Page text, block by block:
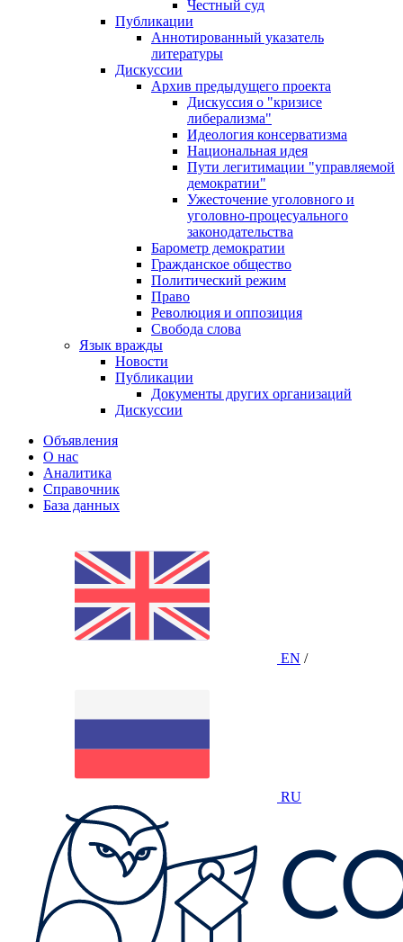
Честный суд
Публикации
Аннотированный указатель
литературы
Дискуссии
Архив предыдущего проекта
Дискуссия о "кризисе
либерализма"
Идеология консерватизма
Национальная идея
Пути легитимации "управляемой
демократии"
Ужесточение уголовного и
уголовно-процесуального
законодательства
Барометр демократии
Гражданское общество
Политический режим
Право
Революция и оппозиция
Свобода слова
Язык вражды
Новости
Публикации
Документы других организаций
Дискуссии
Объявления
О нас
Аналитика
Справочник
База данных
EN /
RU